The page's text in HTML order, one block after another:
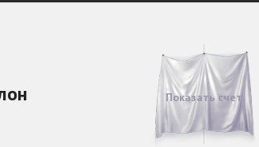
Показать счет